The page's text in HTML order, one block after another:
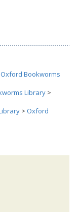
Oxford Bookworms
Library >
> Oxford